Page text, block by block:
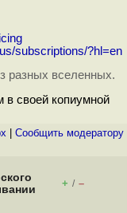
subscriptions/?hl=en
разных вселенных.
в своей копиумной
Cообщить модератору
+ / –